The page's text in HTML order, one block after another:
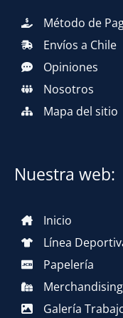
Método de
Envíos a Chile
Opiniones
Nosotros
Mapa del sitio
Nuestra web:
Inicio
Línea
Papelería
Merchandising
Galería